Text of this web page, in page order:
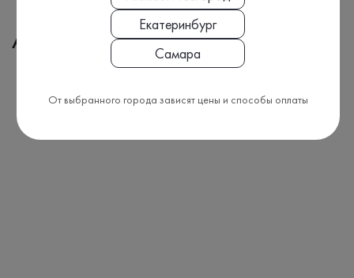
Адреса медицинских офисов
Екатеринбург
Самара
От выбранного города зависят цены и способы оплаты